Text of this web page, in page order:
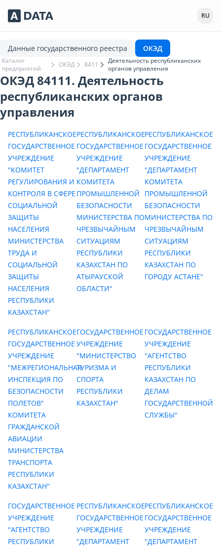
Сервисы Adata.kz RU
Данные государственного реестра ОКЭД
Каталог
предприятий
ОКЭД 8411
Деятельность республиканских
органов управления
ОКЭД 84111. Деятельность
республиканских органов
управления
РЕСПУБЛИКАНСКОЕ
ГОСУДАРСТВЕННОЕ
УЧРЕЖДЕНИЕ
"КОМИТЕТ
РЕГУЛИРОВАНИЯ И
КОНТРОЛЯ В СФЕРЕ
СОЦИАЛЬНОЙ
ЗАЩИТЫ
НАСЕЛЕНИЯ
МИНИСТЕРСТВА
ТРУДА И
СОЦИАЛЬНОЙ
ЗАЩИТЫ
НАСЕЛЕНИЯ
РЕСПУБЛИКИ
КАЗАХСТАН"
РЕСПУБЛИКАНСКОЕ
ГОСУДАРСТВЕННОЕ
УЧРЕЖДЕНИЕ
"ДЕПАРТАМЕНТ
КОМИТЕТА
ПРОМЫШЛЕННОЙ
БЕЗОПАСНОСТИ
МИНИСТЕРСТВА ПО
ЧРЕЗВЫЧАЙНЫМ
СИТУАЦИЯМ
РЕСПУБЛИКИ
КАЗАХСТАН ПО
АТЫРАУСКОЙ
ОБЛАСТИ"
РЕСПУБЛИКАНСКОЕ
ГОСУДАРСТВЕННОЕ
УЧРЕЖДЕНИЕ
"ДЕПАРТАМЕНТ
КОМИТЕТА
ПРОМЫШЛЕННОЙ
БЕЗОПАСНОСТИ
МИНИСТЕРСТВА ПО
ЧРЕЗВЫЧАЙНЫМ
СИТУАЦИЯМ
РЕСПУБЛИКИ
КАЗАХСТАН ПО
ГОРОДУ АСТАНЕ"
РЕСПУБЛИКАНСКОЕ
ГОСУДАРСТВЕННОЕ
УЧРЕЖДЕНИЕ
"МЕЖРЕГИОНАЛЬНАЯ
ИНСПЕКЦИЯ ПО
БЕЗОПАСНОСТИ
ПОЛЕТОВ"
КОМИТЕТА
ГРАЖДАНСКОЙ
АВИАЦИИ
МИНИСТЕРСТВА
ТРАНСПОРТА
РЕСПУБЛИКИ
КАЗАХСТАН"
ГОСУДАРСТВЕННОЕ
УЧРЕЖДЕНИЕ
"МИНИСТЕРСТВО
ТУРИЗМА И
СПОРТА
РЕСПУБЛИКИ
КАЗАХСТАН"
ГОСУДАРСТВЕННОЕ
УЧРЕЖДЕНИЕ
"АГЕНТСТВО
РЕСПУБЛИКИ
КАЗАХСТАН ПО
ДЕЛАМ
ГОСУДАРСТВЕННОЙ
СЛУЖБЫ"
ГОСУДАРСТВЕННОЕ
УЧРЕЖДЕНИЕ
"АГЕНТСТВО
РЕСПУБЛИКИ
РЕСПУБЛИКАНСКОЕ
ГОСУДАРСТВЕННОЕ
УЧРЕЖДЕНИЕ
"ДЕПАРТАМЕНТ
РЕСПУБЛИКАНСКОЕ
ГОСУДАРСТВЕННОЕ
УЧРЕЖДЕНИЕ
"ДЕПАРТАМЕНТ